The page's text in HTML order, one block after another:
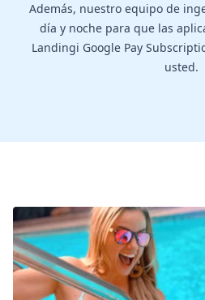
Además, nuestro equipo de
día y noche para que las
Landingi Google Pay
usted.